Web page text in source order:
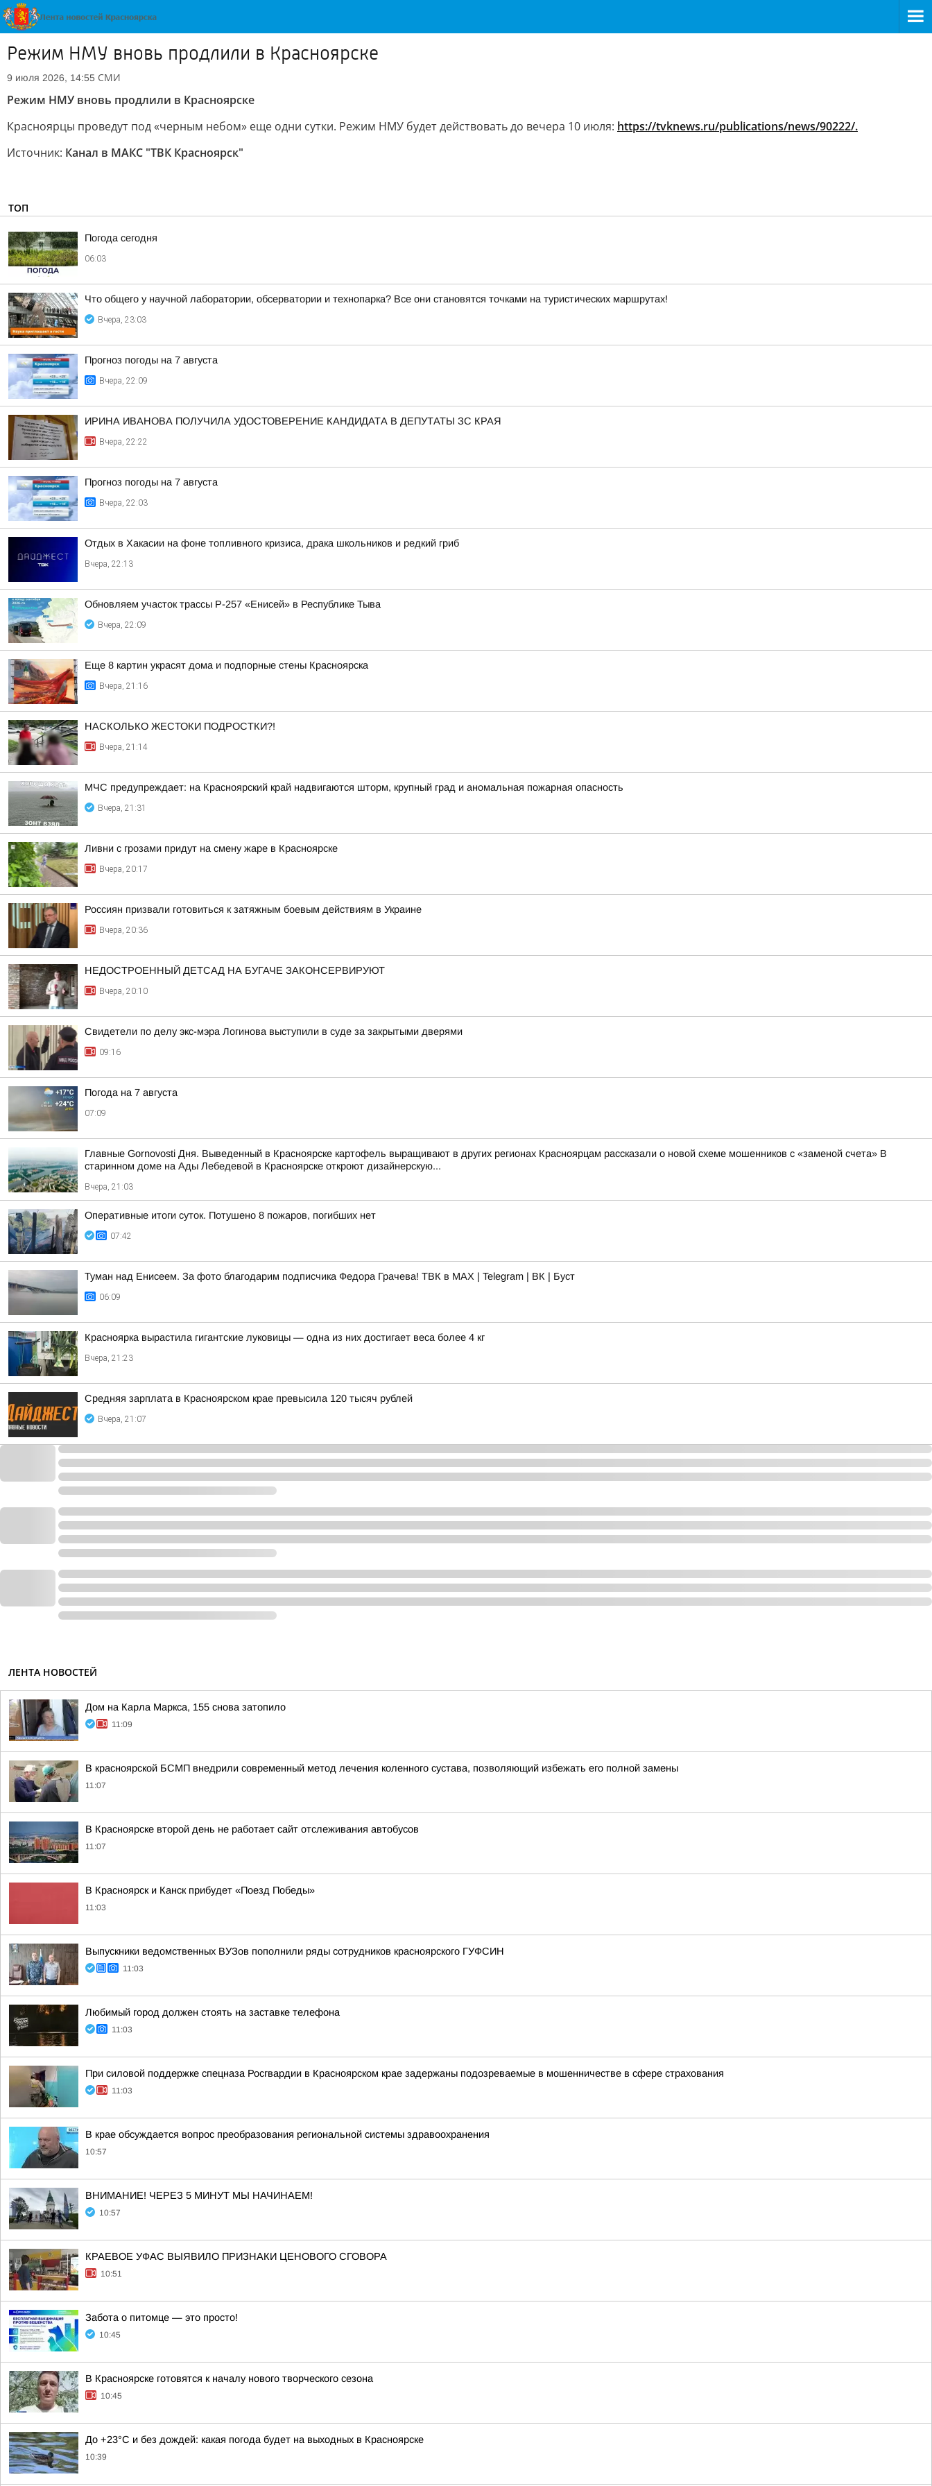
Режим НМУ вновь продлили в Красноярске
9 июля 2026, 14:55 СМИ
Режим НМУ вновь продлили в Красноярске
Красноярцы проведут под «черным небом» еще одни сутки. Режим НМУ будет действовать до вечера 10 июля: https://tvknews.ru/publications/news/90222/.
Источник: Канал в МАКС "ТВК Красноярск"
ТОП
Погода сегодня
06:03
Что общего у научной лаборатории, обсерватории и технопарка? Все они становятся точками на туристических маршрутах!
Вчера, 23:03
Прогноз погоды на 7 августа
Вчера, 22:09
ИРИНА ИВАНОВА ПОЛУЧИЛА УДОСТОВЕРЕНИЕ КАНДИДАТА В ДЕПУТАТЫ ЗС КРАЯ
Вчера, 22:22
Прогноз погоды на 7 августа
Вчера, 22:03
Отдых в Хакасии на фоне топливного кризиса, драка школьников и редкий гриб
Вчера, 22:13
Обновляем участок трассы Р-257 «Енисей» в Республике Тыва
Вчера, 22:09
Еще 8 картин украсят дома и подпорные стены Красноярска
Вчера, 21:16
НАСКОЛЬКО ЖЕСТОКИ ПОДРОСТКИ?!
Вчера, 21:14
МЧС предупреждает: на Красноярский край надвигаются шторм, крупный град и аномальная пожарная опасность
Вчера, 21:31
Ливни с грозами придут на смену жаре в Красноярске
Вчера, 20:17
Россиян призвали готовиться к затяжным боевым действиям в Украине
Вчера, 20:36
НЕДОСТРОЕННЫЙ ДЕТСАД НА БУГАЧЕ ЗАКОНСЕРВИРУЮТ
Вчера, 20:10
Свидетели по делу экс-мэра Логинова выступили в суде за закрытыми дверями
09:16
Погода на 7 августа
07:09
Главные Gornovosti Дня. Выведенный в Красноярске картофель выращивают в других регионах Красноярцам рассказали о новой схеме мошенников с «заменой счета» В
старинном доме на Ады Лебедевой в Красноярске откроют дизайнерскую...
Вчера, 21:03
Оперативные итоги суток. Потушено 8 пожаров, погибших нет
07:42
Туман над Енисеем. За фото благодарим подписчика Федора Грачева! ТВК в MAX | Telegram | ВК | Буст
06:09
Красноярка вырастила гигантские луковицы — одна из них достигает веса более 4 кг
Вчера, 21:23
Средняя зарплата в Красноярском крае превысила 120 тысяч рублей
Вчера, 21:07
ЛЕНТА НОВОСТЕЙ
Дом на Карла Маркса, 155 снова затопило
11:09
В красноярской БСМП внедрили современный метод лечения коленного сустава, позволяющий избежать его полной замены
11:07
В Красноярске второй день не работает сайт отслеживания автобусов
11:07
В Красноярск и Канск прибудет «Поезд Победы»
11:03
Выпускники ведомственных ВУЗов пополнили ряды сотрудников красноярского ГУФСИН
11:03
Любимый город должен стоять на заставке телефона
11:03
При силовой поддержке спецназа Росгвардии в Красноярском крае задержаны подозреваемые в мошенничестве в сфере страхования
11:03
В крае обсуждается вопрос преобразования региональной системы здравоохранения
10:57
ВНИМАНИЕ! ЧЕРЕЗ 5 МИНУТ МЫ НАЧИНАЕМ!
10:57
КРАЕВОЕ УФАС ВЫЯВИЛО ПРИЗНАКИ ЦЕНОВОГО СГОВОРА
10:51
Забота о питомце — это просто!
10:45
В Красноярске готовятся к началу нового творческого сезона
10:45
До +23°C и без дождей: какая погода будет на выходных в Красноярске
10:39